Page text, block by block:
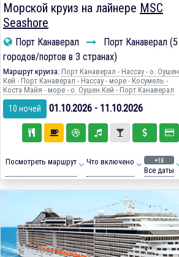
Морской круиз на лайнере MSC
Seashore
Порт Канаверал
Порт Канаверал (5
городов/портов в 3 странах)
Маршрут круиза: Порт Канаверал - Нассау - о. Оушен
Кей - Порт Канаверал - Нассау - море - Косумель -
Коста Майя - море - о. Оушен Кей - Порт Канаверал
10 ночей 01.10.2026 - 11.10.2026
Посмотреть маршрут Что включено +13
Все даты